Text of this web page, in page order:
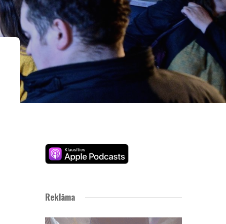
Reklāma